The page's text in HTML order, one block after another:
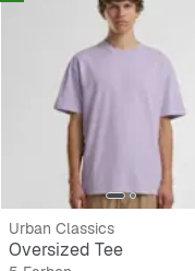
Urban Classics
Oversized Tee